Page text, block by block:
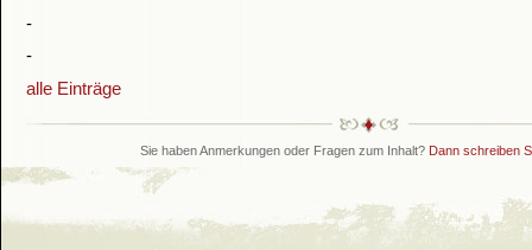
-
-
alle Einträge
Sie haben Anmerkungen oder Fragen zum Inhalt? Dann schreiben